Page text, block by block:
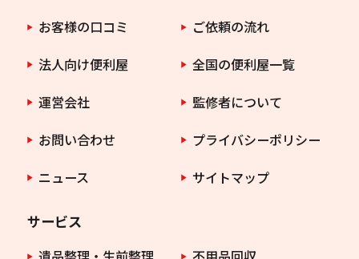
お客様の口コミ
ご依頼の流れ
法人向け便利屋
全国の便利屋一覧
運営会社
監修者について
お問い合わせ
プライバシーポリシー
ニュース
サイトマップ
サービス